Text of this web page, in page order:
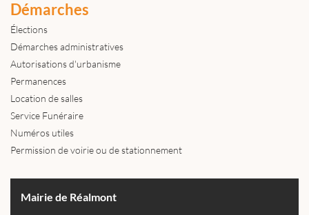
Démarches
Élections
Démarches administratives
Autorisations d'urbanisme
Permanences
Location de salles
Service Funéraire
Numéros utiles
Permission de voirie ou de stationnement
Mairie de Réalmont